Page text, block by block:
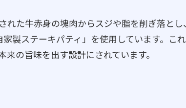
れた牛赤身の塊肉からスジや脂を削ぎ落とし
製ステーキパティ」を使用しています。これ
の旨味を出す設計にされています。